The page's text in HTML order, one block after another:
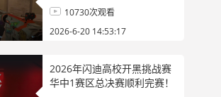
10730次观看
2026-6-20 14:53:17
2026年闪迪高校开黑挑战赛
华中1赛区总决赛顺利完赛！